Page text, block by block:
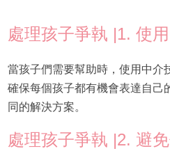
處理孩子爭執 |1. 使
當孩子們需要幫助時，使用中介
確保每個孩子都有機會表達自己
同的解決方案。
處理孩子爭執 |2. 避